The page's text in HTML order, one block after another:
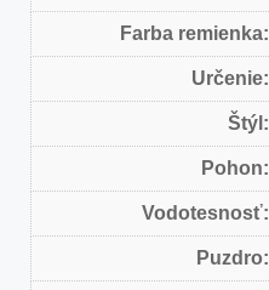
Farba remienka:
Určenie:
Štýl:
Pohon:
Vodotesnosť:
Puzdro: